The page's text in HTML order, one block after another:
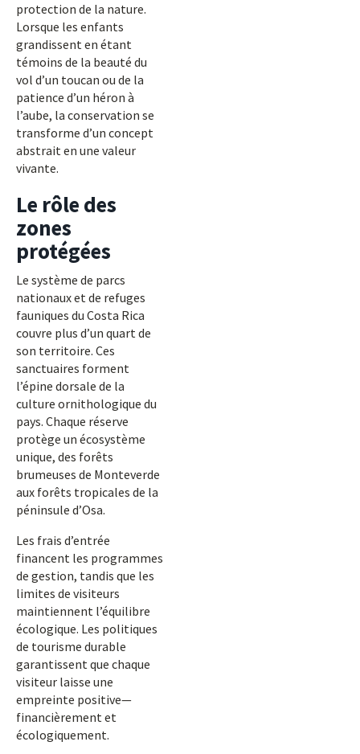
protection de la nature.
Lorsque les enfants
grandissent en étant
témoins de la beauté du
vol d’un toucan ou de la
patience d’un héron à
l’aube, la conservation se
transforme d’un concept
abstrait en une valeur
vivante.
Le rôle des
zones
protégées
Le système de parcs
nationaux et de refuges
fauniques du Costa Rica
couvre plus d’un quart de
son territoire. Ces
sanctuaires forment
l’épine dorsale de la
culture ornithologique du
pays. Chaque réserve
protège un écosystème
unique, des forêts
brumeuses de Monteverde
aux forêts tropicales de la
péninsule d’Osa.
Les frais d’entrée
financent les programmes
de gestion, tandis que les
limites de visiteurs
maintiennent l’équilibre
écologique. Les politiques
de tourisme durable
garantissent que chaque
visiteur laisse une
empreinte positive—
financièrement et
écologiquement.